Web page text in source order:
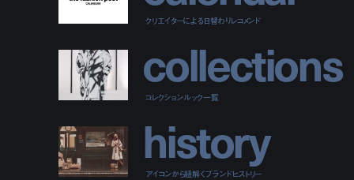
クリエイターによる日替わりレコメンド
collections
コレクションルック一覧
history
アイコンから紐解くブランドヒストリー